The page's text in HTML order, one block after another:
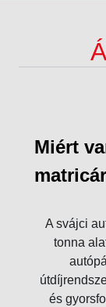
Miért
A svájci
tonna
és